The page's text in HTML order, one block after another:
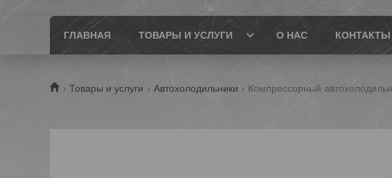
ГЛАВНАЯ ТОВАРЫ И УСЛУГИ О НАС КОНТАКТЫ
Товары и услуги Автохолодильники Компрессорный